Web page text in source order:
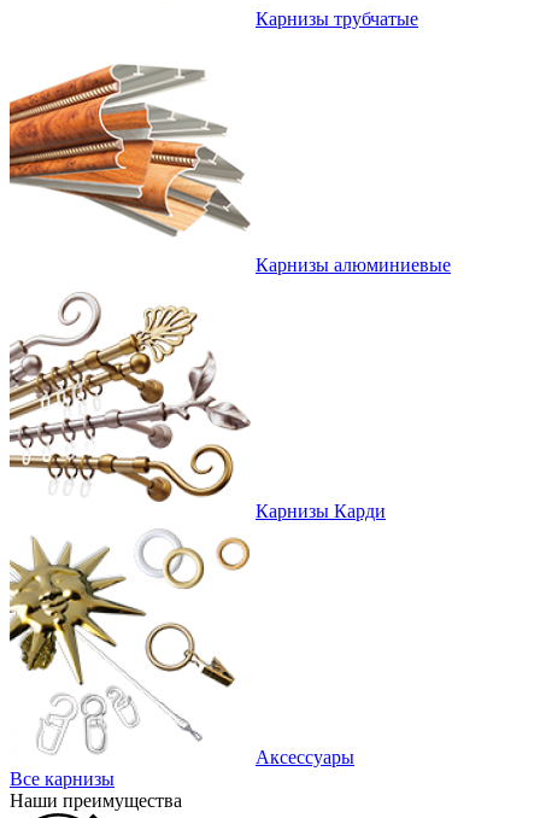
Карнизы трубчатые
Карнизы алюминиевые
Карнизы Карди
Аксессуары
Все карнизы
Наши преимущества